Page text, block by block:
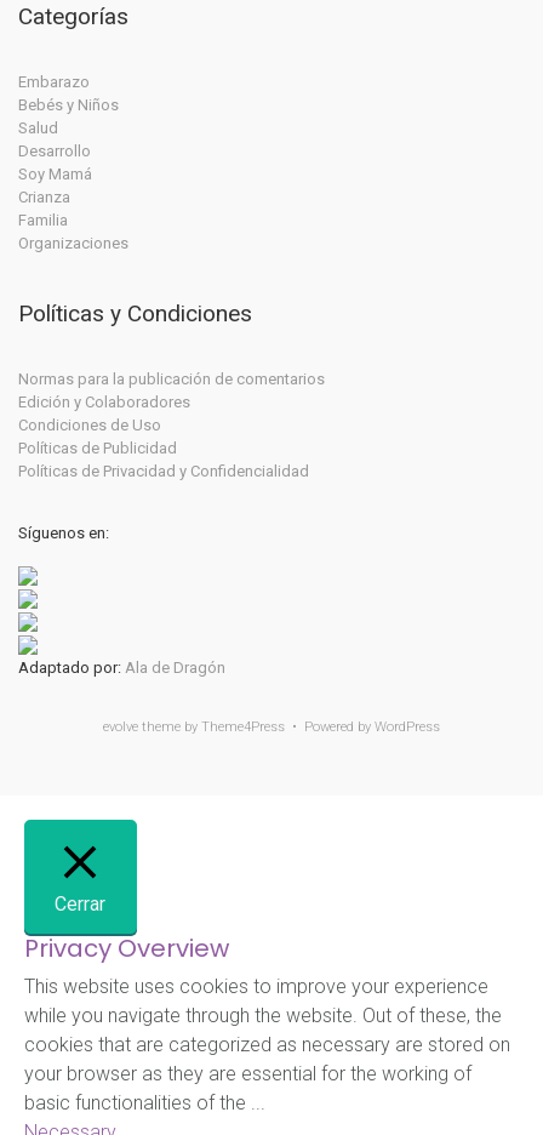
Categorías
Embarazo
Bebés y Niños
Salud
Desarrollo
Soy Mamá
Crianza
Familia
Organizaciones
Políticas y Condiciones
Normas para la publicación de comentarios
Edición y Colaboradores
Condiciones de Uso
Políticas de Publicidad
Políticas de Privacidad y Confidencialidad
Síguenos en:
Adaptado por: Ala de Dragón
evolve theme by Theme4Press • Powered by WordPress
Cerrar
Privacy Overview
This website uses cookies to improve your experience
while you navigate through the website. Out of these, the
cookies that are categorized as necessary are stored on
your browser as they are essential for the working of
basic functionalities of the ...